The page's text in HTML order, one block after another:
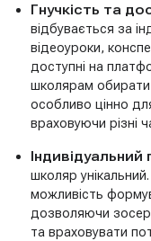
Гнучкість та
відбувається за
відеоуроки,
доступні на
школярам
особливо цінно
враховуючи різні
Індивідуальний
школяр
можливість
дозволяючи
та враховувати